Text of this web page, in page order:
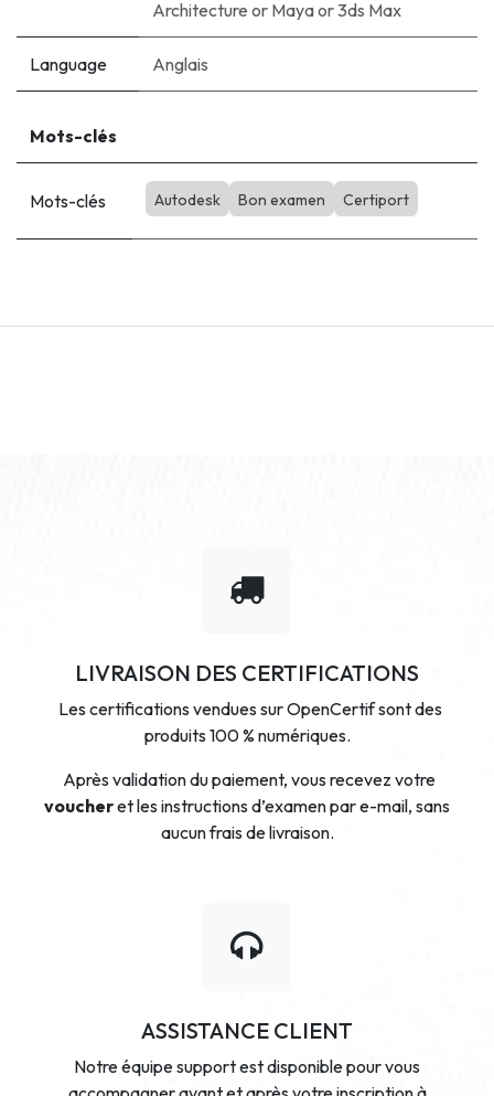
Architecture or Mayaor3ds Max
Language Anglais
Mots-clés
Mots-clés Autodesk Bon examen Certiport
LIVRAISON DES CERTIFICATIONS
Les certifications vendues sur OpenCertif sont des
produits 100 % numériques.
Après validation du paiement, vous recevez votre
voucheret les instructions d’examen par e-mail, sans
aucun frais de livraison.
ASSISTANCE CLIENT
Notre équipe support est disponible pour vous